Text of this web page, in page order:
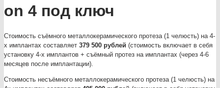
on 4 под ключ
Стоимость съёмного металлокерамического протеза (1 челюсть) на 4-
х имплантах составляет 379 500 рублей (стоимость включает в себя
установку 4-х имплантов + съёмный протез на имплантах (через 4-6
месяцев после имплантации).
Стоимость несъёмного металлокерамического протеза (1 челюсть) на